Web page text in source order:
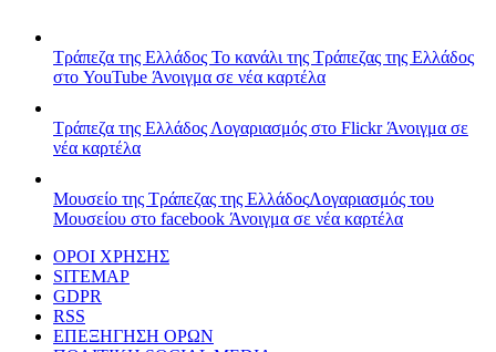
Τράπεζα της Ελλάδος Το κανάλι της Τράπεζας της Ελλάδος
στο YouTube Άνοιγμα σε νέα καρτέλα
Τράπεζα της Ελλάδος Λογαριασμός στο FlickrΆνοιγμα σε
νέα καρτέλα
Μουσείο της Τράπεζας της ΕλλάδοςΛογαριασμός του
Μουσείου στο facebook Άνοιγμα σε νέα καρτέλα
ΟΡΟΙ ΧΡΗΣΗΣ
SITEMAP
GDPR
RSS
ΕΠΕΞΗΓΗΣΗ ΟΡΩΝ